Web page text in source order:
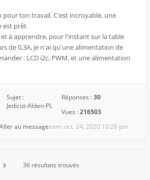
pour ton travail. C'est incroyable, une
est prêt.
et à apprendre, pour l'instant sur la table
de 0,3A, je n'ai qu'une alimentation de
: LCD i2c, PWM, et une alimentation
Sujet :
Jedicut-Alden-PL
Réponses :30
Vues :216503
sam. oct. 24, 2020 10:26 pm
Aller au message
36 résultats trouvés